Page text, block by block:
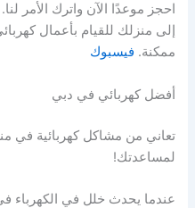
احجز موعدًا الآن واترك الأمر
إلى منزلك للقيام بأعمال
ممكنة. فيسبوك
أفضل كهربائي في دبي
تعاني من مشاكل كهربائية في
لمساعدتك!
عندما يحدث خلل في الكهرباء